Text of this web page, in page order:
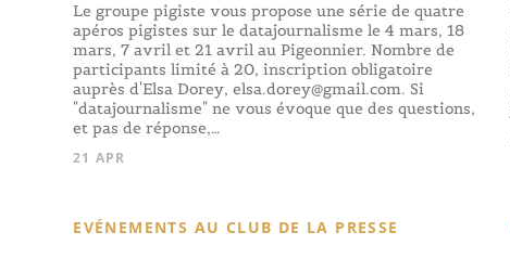
Le groupe pigiste vous propose une série de quatre
apéros pigistes sur le datajournalisme le 4 mars, 18
mars, 7 avril et 21 avril au Pigeonnier. Nombre de
participants limité à 20, inscription obligatoire
auprès d'Elsa Dorey, elsa.dorey@gmail.com. Si
"datajournalisme" ne vous évoque que des questions,
et pas de réponse,…
21 APR
EVÉNEMENTS AU CLUB DE LA PRESSE